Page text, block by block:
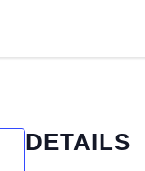
DETAILS